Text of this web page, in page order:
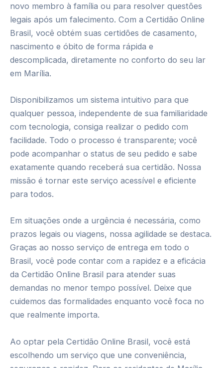
novo membro à família ou para resolver questões
legais após um falecimento. Com a Certidão Online
Brasil, você obtém suas certidões de casamento,
nascimento e óbito de forma rápida e
descomplicada, diretamente no conforto do seu lar
em Marília.
Disponibilizamos um sistema intuitivo para que
qualquer pessoa, independente de sua familiaridade
com tecnologia, consiga realizar o pedido com
facilidade. Todo o processo é transparente; você
pode acompanhar o status de seu pedido e sabe
exatamente quando receberá sua certidão. Nossa
missão é tornar este serviço acessível e eficiente
para todos.
Em situações onde a urgência é necessária, como
prazos legais ou viagens, nossa agilidade se destaca.
Graças ao nosso serviço de entrega em todo o
Brasil, você pode contar com a rapidez e a eficácia
da Certidão Online Brasil para atender suas
demandas no menor tempo possível. Deixe que
cuidemos das formalidades enquanto você foca no
que realmente importa.
Ao optar pela Certidão Online Brasil, você está
escolhendo um serviço que une conveniência,